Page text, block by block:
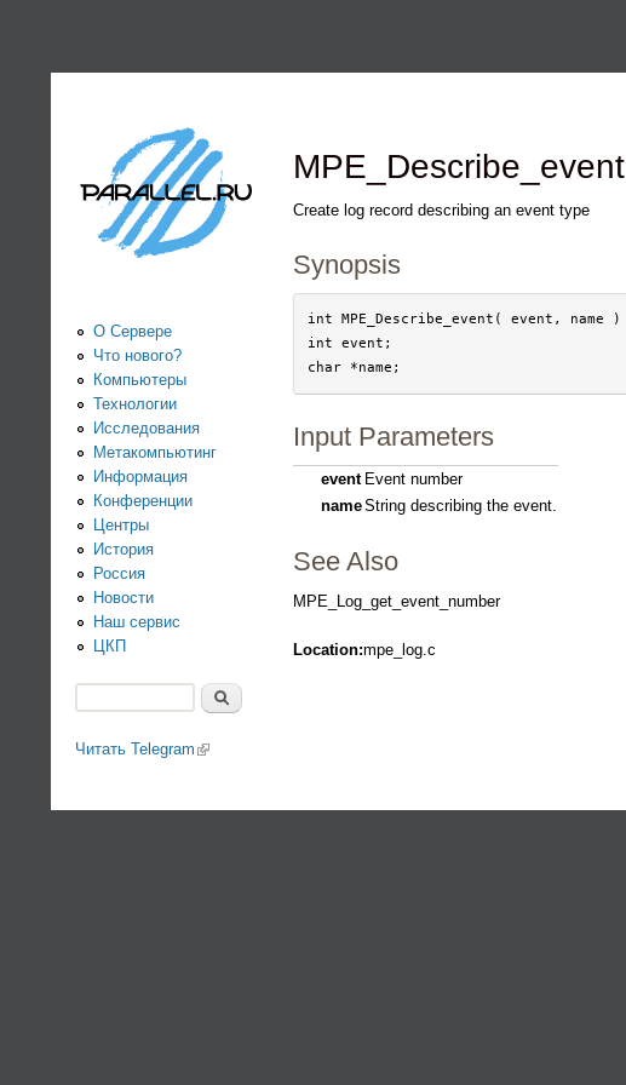
Информационно-
аналитический
центр по
параллельным
вычислениям
MPE_Describe_event
Create log record describing an event type
Synopsis
int MPE_Describe_event( event, name )
int event;
Input Parameters
event Event number
nameString describing the event.
See Also
MPE_Log_get_event_number
Location:mpe_log.c
О Сервере
Что нового?
Компьютеры
Технологии
Исследования
Метакомпьютинг
Информация
Конференции
Центры
История
Россия
Новости
Наш сервис
ЦКП
Читать Telegram (link is external)